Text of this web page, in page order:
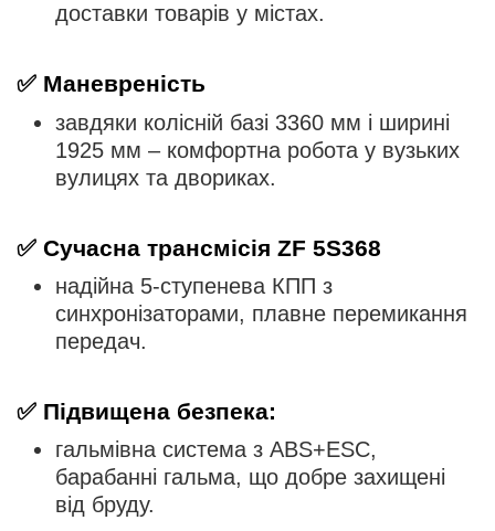
доставки товарів у містах.
✅ Маневреність
завдяки колісній базі 3360 мм і ширині
1925 мм – комфортна робота у вузьких
вулицях та двориках.
✅ Сучасна трансмісія ZF 5S368
надійна 5-ступенева КПП з
синхронізаторами, плавне перемикання
передач.
✅ Підвищена безпека:
гальмівна система з ABS+ESC,
барабанні гальма, що добре захищені
від бруду.